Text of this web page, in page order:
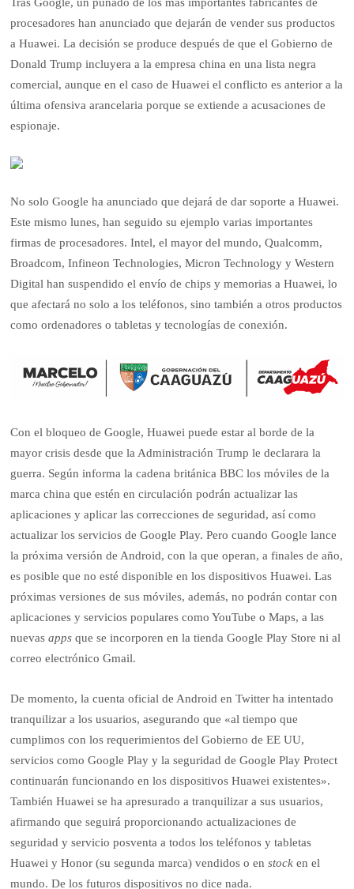
procesadores han anunciado que dejarán de vender sus productos
a Huawei. La decisión se produce después de que el Gobierno de
Donald Trump incluyera a la empresa china en una lista negra
comercial, aunque en el caso de Huawei el conflicto es anterior a la
última ofensiva arancelaria porque se extiende a acusaciones de
espionaje.
No solo Google ha anunciado que dejará de dar soporte a Huawei.
Este mismo lunes, han seguido su ejemplo varias importantes
firmas de procesadores. Intel, el mayor del mundo, Qualcomm,
Broadcom, Infineon Technologies, Micron Technology y Western
Digital han suspendido el envío de chips y memorias a Huawei, lo
que afectará no solo a los teléfonos, sino también a otros productos
como ordenadores o tabletas y tecnologías de conexión.
Con el bloqueo de Google, Huawei puede estar al borde de la
mayor crisis desde que la Administración Trump le declarara la
guerra. Según informa la cadena británica BBC los móviles de la
marca china que estén en circulación podrán actualizar las
aplicaciones y aplicar las correcciones de seguridad, así como
actualizar los servicios de Google Play. Pero cuando Google lance
la próxima versión de Android, con la que operan, a finales de año,
es posible que no esté disponible en los dispositivos Huawei. Las
próximas versiones de sus móviles, además, no podrán contar con
aplicaciones y servicios populares como YouTube o Maps, a las
nuevasapps que se incorporen en la tienda Google Play Store ni al
correo electrónico Gmail.
De momento, la cuenta oficial de Android en Twitter ha intentado
tranquilizar a los usuarios, asegurando que «al tiempo que
cumplimos con los requerimientos del Gobierno de EE UU,
servicios como Google Play y la seguridad de Google Play Protect
continuarán funcionando en los dispositivos Huawei existentes».
También Huawei se ha apresurado a tranquilizar a sus usuarios,
afirmando que seguirá proporcionando actualizaciones de
seguridad y servicio posventa a todos los teléfonos y tabletas
Huawei y Honor (su segunda marca) vendidos o enstock en el
mundo. De los futuros dispositivos no dice nada.